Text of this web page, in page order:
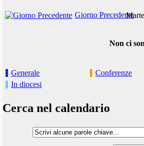
Giorno Precedente
Non ci
Generale
Conferenze
In diocesi
Cerca nel calendario